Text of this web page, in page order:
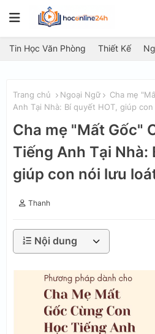
Tin Học Văn Phòng Thiết Kế
Trang chủ Ngoại Ngữ
Cha mẹ
Anh Tại Nhà: Bí quyết HOT, giúp
Cha mẹ "Mất Gốc"
Tiếng Anh Tại Nhà:
giúp con nói lưu
Thanh
Nội dung